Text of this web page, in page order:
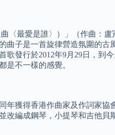
〈最愛是誰〉）」（作曲：
曲子是一首旋律營造氛圍的
發行於2012年9月29日，
是不一樣的感覺。
年獲得香港作曲家及作詞家
編成鋼琴，小提琴和吉他貝